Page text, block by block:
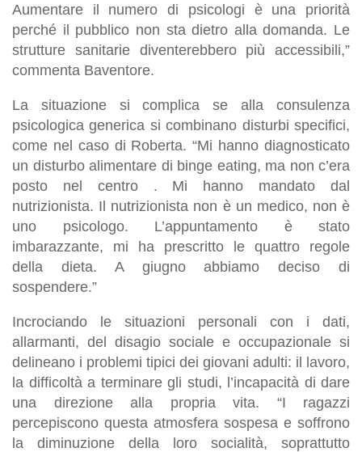
Aumentare il numero di psicologi è una priorità
perché il pubblico non sta dietro alla domanda. Le
strutture sanitarie diventerebbero più accessibili,”
commenta Baventore.
La situazione si complica se alla consulenza
psicologica generica si combinano disturbi specifici,
come nel caso di Roberta. “Mi hanno diagnosticato
un disturbo alimentare di binge eating, ma non c’era
posto nel centro . Mi hanno mandato dal
nutrizionista. Il nutrizionista non è un medico, non è
uno psicologo. L’appuntamento è stato
imbarazzante, mi ha prescritto le quattro regole
della dieta. A giugno abbiamo deciso di
sospendere.”
Incrociando le situazioni personali con i dati,
allarmanti, del disagio sociale e occupazionale si
delineano i problemi tipici dei giovani adulti: il lavoro,
la difficoltà a terminare gli studi, l’incapacità di dare
una direzione alla propria vita. “I ragazzi
percepiscono questa atmosfera sospesa e soffrono
la diminuzione della loro socialità, soprattutto